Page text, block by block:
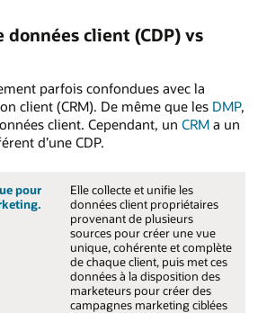
client (CDP) vs
parfois confondues avec la
client (CRM). De même que les DMP,
client. Cependant, un CRM a un
d’une CDP.
pour
Elle collecte et unifie les
données client propriétaires
provenant de plusieurs
sources pour créer une vue
unique, cohérente et complète
de chaque client, puis met ces
données à la disposition des
marketeurs pour créer des
campagnes marketing ciblées